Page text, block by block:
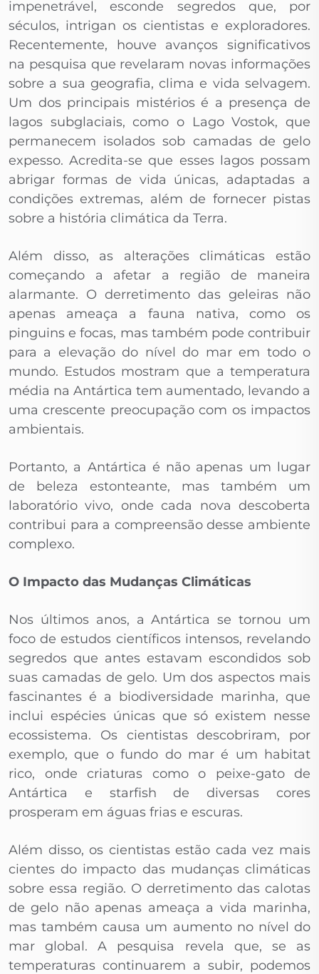
impenetrável, esconde segredos que, por
séculos, intrigan os cientistas e exploradores.
Recentemente, houve avanços significativos
na pesquisa que revelaram novas informações
sobre a sua geografia, clima e vida selvagem.
Um dos principais mistérios é a presença de
lagos subglaciais, como o Lago Vostok, que
permanecem isolados sob camadas de gelo
expesso. Acredita-se que esses lagos possam
abrigar formas de vida únicas, adaptadas a
condições extremas, além de fornecer pistas
sobre a história climática da Terra.
Além disso, as alterações climáticas estão
começando a afetar a região de maneira
alarmante. O derretimento das geleiras não
apenas ameaça a fauna nativa, como os
pinguins e focas, mas também pode contribuir
para a elevação do nível do mar em todo o
mundo. Estudos mostram que a temperatura
média na Antártica tem aumentado, levando a
uma crescente preocupação com os impactos
ambientais.
Portanto, a Antártica é não apenas um lugar
de beleza estonteante, mas também um
laboratório vivo, onde cada nova descoberta
contribui para a compreensão desse ambiente
complexo.
O Impacto das Mudanças Climáticas
Nos últimos anos, a Antártica se tornou um
foco de estudos científicos intensos, revelando
segredos que antes estavam escondidos sob
suas camadas de gelo. Um dos aspectos mais
fascinantes é a biodiversidade marinha, que
inclui espécies únicas que só existem nesse
ecossistema. Os cientistas descobriram, por
exemplo, que o fundo do mar é um habitat
rico, onde criaturas como o peixe-gato de
Antártica e starfish de diversas cores
prosperam em águas frias e escuras.
Além disso, os cientistas estão cada vez mais
cientes do impacto das mudanças climáticas
sobre essa região. O derretimento das calotas
de gelo não apenas ameaça a vida marinha,
mas também causa um aumento no nível do
mar global. A pesquisa revela que, se as
temperaturas continuarem a subir, podemos